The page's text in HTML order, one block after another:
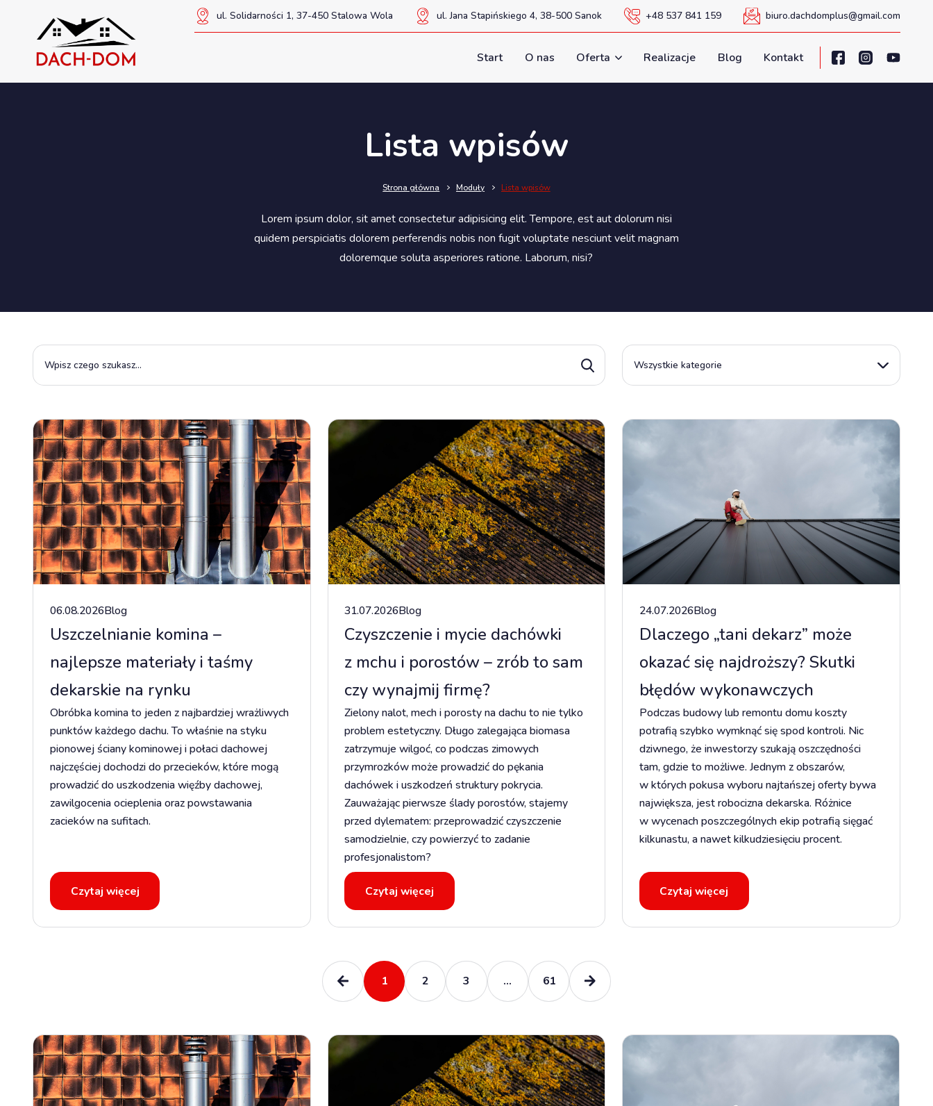
ul. Solidarności 1, 37-450 Stalowa Wola ul. Jana Stapińskiego 4, 38-500 Sanok +48 537 841 159 biuro.dachdomplus@gmail.com
Start O nas Oferta Realizacje Blog Kontakt
Lista wpisów
Strona główna Moduły Lista wpisów
Lorem ipsum dolor, sit amet consectetur adipisicing elit. Tempore, est aut dolorum nisi
quidem perspiciatis dolorem perferendis nobis non fugit voluptate nesciunt velit magnam
doloremque soluta asperiores ratione. Laborum, nisi?
Wszystkie kategorie
06.08.2026Blog
Uszczelnianie komina –
najlepsze materiały i taśmy
dekarskie na rynku
Obróbka komina to jeden z najbardziej wrażliwych
punktów każdego dachu. To właśnie na styku
pionowej ściany kominowej i połaci dachowej
najczęściej dochodzi do przecieków, które mogą
prowadzić do uszkodzenia więźby dachowej,
zawilgocenia ocieplenia oraz powstawania
zacieków na sufitach.
Czytaj więcej
31.07.2026Blog
Czyszczenie i mycie dachówki
z mchu i porostów – zrób to sam
czy wynajmij firmę?
Zielony nalot, mech i porosty na dachu to nie tylko
problem estetyczny. Długo zalegająca biomasa
zatrzymuje wilgoć, co podczas zimowych
przymrozków może prowadzić do pękania
dachówek i uszkodzeń struktury pokrycia.
Zauważając pierwsze ślady porostów, stajemy
przed dylematem: przeprowadzić czyszczenie
samodzielnie, czy powierzyć to zadanie
profesjonalistom?
Czytaj więcej
24.07.2026Blog
Dlaczego „tani dekarz” może
okazać się najdroższy? Skutki
błędów wykonawczych
Podczas budowy lub remontu domu koszty
potrafią szybko wymknąć się spod kontroli. Nic
dziwnego, że inwestorzy szukają oszczędności
tam, gdzie to możliwe. Jednym z obszarów,
w których pokusa wyboru najtańszej oferty bywa
największa, jest robocizna dekarska. Różnice
w wycenach poszczególnych ekip potrafią sięgać
kilkunastu, a nawet kilkudziesięciu procent.
Czytaj więcej
1 2 3 ... 61